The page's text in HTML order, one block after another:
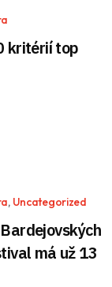
kritérií top
, Uncategorized
má už 13